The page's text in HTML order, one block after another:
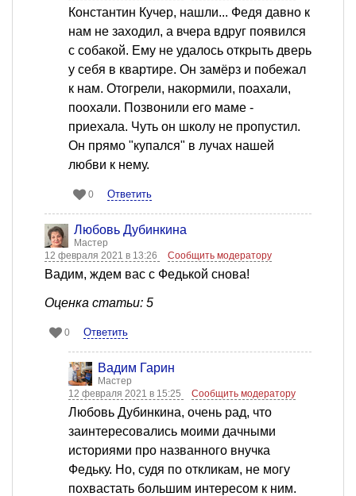
Константин Кучер, нашли... Федя давно к
нам не заходил, а вчера вдруг появился
с собакой. Ему не удалось открыть дверь
у себя в квартире. Он замёрз и побежал
к нам. Отогрели, накормили, поахали,
поохали. Позвонили его маме -
приехала. Чуть он школу не пропустил.
Он прямо "купался" в лучах нашей
любви к нему.
0 Ответить
Любовь Дубинкина
Мастер
12 февраля 2021 в 13:26
Сообщить модератору
Вадим, ждем вас с Федькой снова!
Оценка статьи: 5
0 Ответить
Вадим Гарин
Мастер
12 февраля 2021 в 15:25
Сообщить модератору
Любовь Дубинкина, очень рад, что
заинтересовались моими дачными
историями про названного внучка
Федьку. Но, судя по откликам, не могу
похвастать большим интересом к ним.